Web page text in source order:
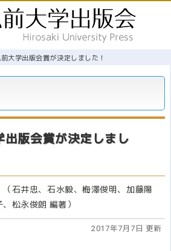
大学出版会賞が決定しました！
出版会賞が決定しまし
（石井忠、石水毅、梅澤俊明、加藤陽
松永俊朗 編著）
2017年7月7日 更新